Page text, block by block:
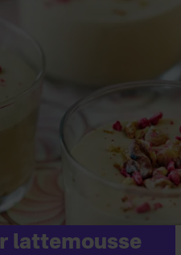
lattemousse